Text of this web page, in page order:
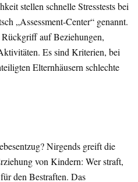
stellen schnelle Stresstests bei
„Assessment-Center“ genannt.
auf Beziehungen,
Es sind Kriterien, bei
Elternhäusern schlechte
Nirgends greift die
von Kindern: Wer straft,
den Bestraften. Das